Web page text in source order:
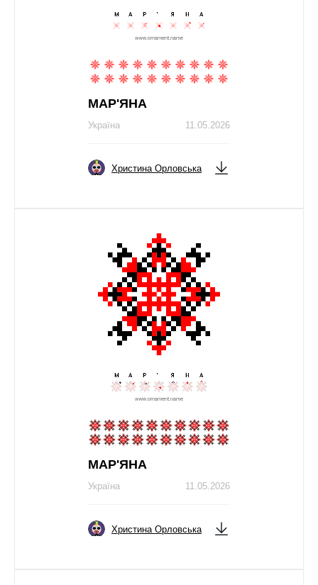
МАР'ЯНА
11.05.2026
Україна
Христина Орловська
МАР'ЯНА
11.05.2026
Україна
Христина Орловська